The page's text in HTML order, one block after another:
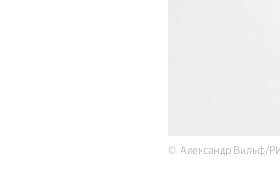
Александр Вильф/